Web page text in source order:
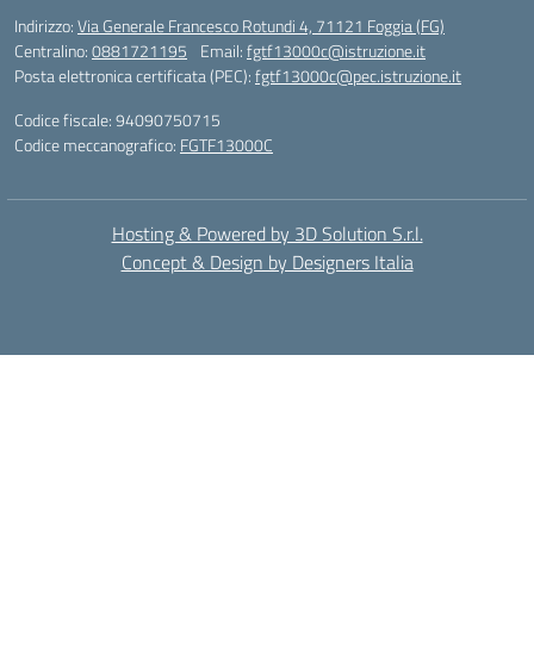
Indirizzo:Via Generale Francesco Rotundi 4, 71121 Foggia (FG)
Centralino:0881721195 Email:fgtf13000c@istruzione.it
Posta elettronica certificata (PEC):fgtf13000c@pec.istruzione.it
Codice fiscale: 94090750715
Codice meccanografico: FGTF13000C
Hosting & Powered by 3D Solution S.r.l.
Concept & Design by Designers Italia